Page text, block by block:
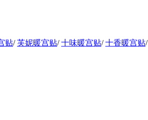
贴/ 芙妮暖宫贴/ 十味暖宫贴/ 十香暖宫贴/